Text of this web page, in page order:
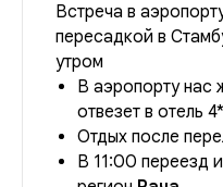
Встреча в
пересадкой в
утром
В аэропорту нас
отвезет в отель
Отдых после
В 11:00 переезд